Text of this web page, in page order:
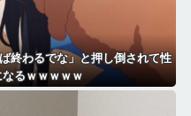
終わるでな」と押し倒されて性
るｗｗｗｗｗ